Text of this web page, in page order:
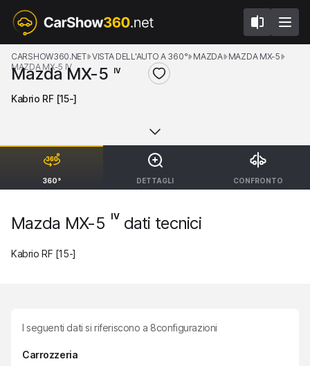
360° DETTAGLI CONFRONTO
CARSHOW360.NET VISTA DELL'AUTO A 360° MAZDA
MAZDA MX-5
MAZDA MX-5 IV
Mazda MX-5 IV
Kabrio RF [15-]
Mazda MX-5 IV dati tecnici
Kabrio RF [15-]
I seguenti dati si riferiscono a 8configurazioni
Carrozzeria